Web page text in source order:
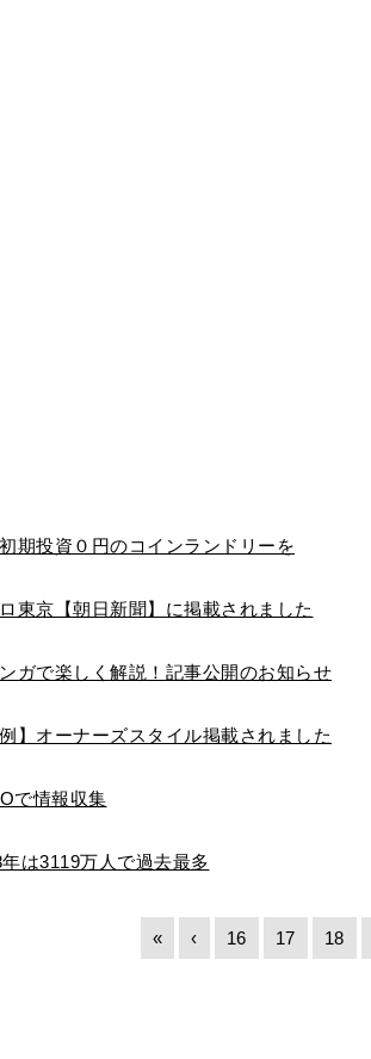
期投資０円のコインランドリーを
東京【朝日新聞】に掲載されました
ガで楽しく解説！記事公開のお知らせ
例】オーナーズスタイル掲載されました
で情報収集
は3119万人で過去最多
« ‹ 16 17 18